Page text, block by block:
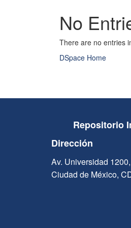
No
There are no entries
DSpace Home
Repositorio
Dirección
Av. Universidad
Ciudad de México,